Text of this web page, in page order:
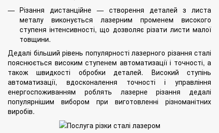
Різання дистанційне — створення деталей з листа
металу виконується лазерним променем високого
ступеня інтенсивності, що дозволяє різати листи малої
товщини.
Дедалі більший рівень популярності лазерного різання сталі
пояснюється високим ступенем автоматизації і точності, а
також швидкості обробки деталей. Високий ступінь
автоматизації, вдосконалення точності і управління
енергоспоживанням роблять лазерне різання дедалі
популярнішим вибором при виготовленні різноманітних
виробів.